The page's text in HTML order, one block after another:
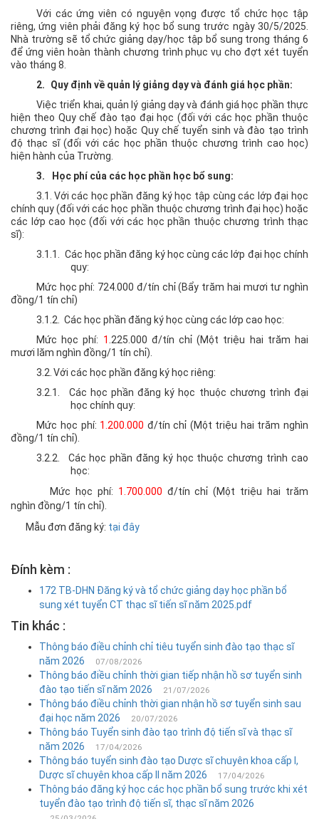
Tuyển
sinh
Sau
Đại
học
+ Tin
tuyển
sinh
thạc
sĩ
+ Tin
xét
tuyển
tiến
tuyển
sinh
DSCK
+ Tin
sinh
Đào
tục
Tin
Giới
thiệu
Với các ứng viên có nguyện vọng được tổ chức học tập
riêng, ứng viên phải đăng ký học bổ sung trước ngày 30/5/2025
Nhà trường sẽ tổ chức giảng dạy/học tập bổ sung trong tháng 6
để ứng viên hoàn thành chương trình phục vụ cho đợt xét tuyển
vào tháng 8.
2.
Quy định về quản lý giảng dạy và đánh giá học phần:
Việc triển khai, quản lý giảng dạy và đánh giá học phần thực
hiện theo Quy chế đào tạo đại học (đối với các học phần thuộc
chương trình đại học) hoặc Quy chế tuyển sinh và đào tạo trình
độ thạc sĩ (đối với các học phần thuộc chương trình cao học)
hiện hành của Trường.
3.
Học phí của các học phần học bổ sung:
3.1. Với các học phần đăng ký học tập cùng các lớp đại học
chính quy (đối với các học phần thuộc chương trình đại học) hoặc
các lớp cao học (đối với các học phần thuộc chương trình thạc
sĩ):
3.1.1.
Các học phần đăng ký học cùng các lớp đại học chính
quy:
Mức học phí: 724.000 đ/tín chỉ (Bẩy trăm hai mươi tư nghìn
đồng/1 tín chỉ)
3.1.2.
Các học phần đăng ký học cùng các lớp cao học:
Mức học phí: 1 .225.000 đ/tín chỉ (Một triệu hai trăm hai
mươi lăm nghìn đồng/1 tín chỉ).
3.2. Với các học phần đăng ký học riêng:
3.2.1.
Các học phần đăng ký học thuộc chương trình đại
học chính quy:
Mức học phí: 1.200.000 đ/tín chỉ (Một triệu hai trăm nghìn
đồng/1 tín chỉ).
3.2.2.
Các học phần đăng ký học thuộc chương trình cao
học:
Mức học phí: 1.700.000 đ/tín chỉ (Một triệu hai trăm
nghìn đồng/1 tín chỉ).
Mẫu đơn đăng ký: tại đây
Đính kèm :
172 TB-DHN Đăng ký và tổ chức giảng dạy học phần bổ
sung xét tuyển CT thạc sĩ tiến sĩ năm 2025.pdf
Tin khác :
Thông báo điều chỉnh chỉ tiêu tuyển sinh đào tạo thạc sĩ
năm 2026
07/08/2026
Thông báo điều chỉnh thời gian tiếp nhận hồ sơ tuyển sinh
đào tạo tiến sĩ năm 2026
21/07/2026
Thông báo điều chỉnh thời gian nhận hồ sơ tuyển sinh sau
đại học năm 2026
20/07/2026
Thông báo Tuyển sinh đào tạo trình độ tiến sĩ và thạc sĩ
năm 2026
17/04/2026
Thông báo tuyển sinh đào tạo Dược sĩ chuyên khoa cấp I,
Dược sĩ chuyên khoa cấp II năm 2026
17/04/2026
Thông báo đăng ký học các học phần bổ sung trước khi xét
tuyển đào tạo trình độ tiến sĩ, thạc sĩ năm 2026